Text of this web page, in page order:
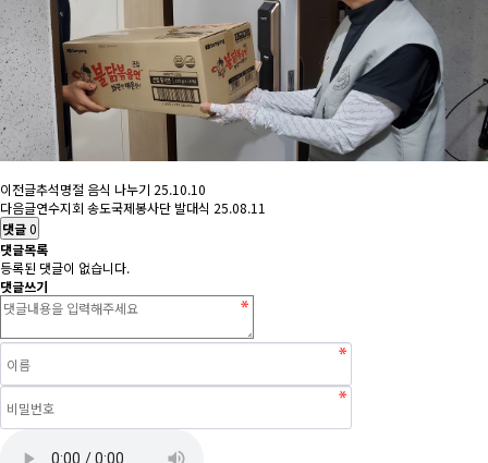
이전글추석명절 음식 나누기 25.10.10
다음글연수지회 송도국제봉사단 발대식 25.08.11
댓글0
댓글목록
등록된 댓글이 없습니다.
댓글쓰기